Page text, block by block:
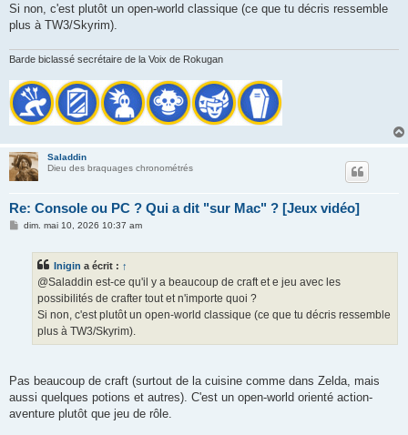
Si non, c'est plutôt un open-world classique (ce que tu décris ressemble
plus à TW3/Skyrim).
Barde biclassé secrétaire de la Voix de Rokugan
Saladdin
Dieu des braquages chronométrés
Re: Console ou PC ? Qui a dit "sur Mac" ? [Jeux vidéo]
Mdim. mai 10, 2026 10:37 am
Inigin a écrit : ↑
@Saladdin est-ce qu'il y a beaucoup de craft et e jeu avec les
possibilités de crafter tout et n'importe quoi ?
Si non, c'est plutôt un open-world classique (ce que tu décris ressemble
plus à TW3/Skyrim).
Pas beaucoup de craft (surtout de la cuisine comme dans Zelda, mais
aussi quelques potions et autres). C'est un open-world orienté action-
aventure plutôt que jeu de rôle.